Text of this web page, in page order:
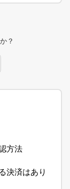
？
方法
決済はあり